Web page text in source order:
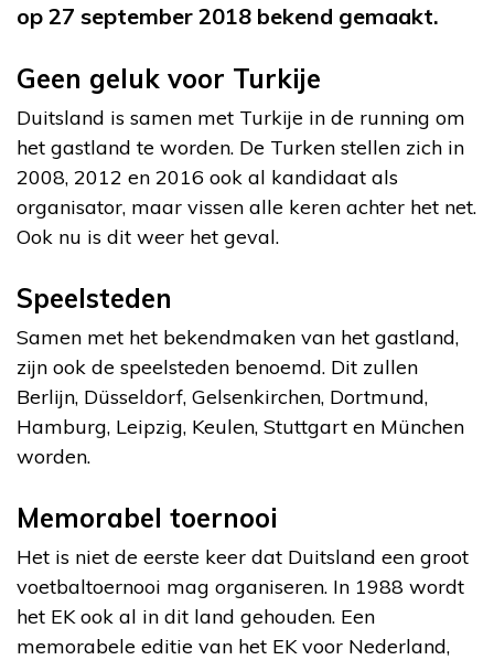
op 27 september 2018 bekend gemaakt.
Geen geluk voor Turkije
Duitsland is samen met Turkije in de running om
het gastland te worden. De Turken stellen zich in
2008, 2012 en 2016 ook al kandidaat als
organisator, maar vissen alle keren achter het net.
Ook nu is dit weer het geval.
Speelsteden
Samen met het bekendmaken van het gastland,
zijn ook de speelsteden benoemd. Dit zullen
Berlijn, Düsseldorf, Gelsenkirchen, Dortmund,
Hamburg, Leipzig, Keulen, Stuttgart en München
worden.
Memorabel toernooi
Het is niet de eerste keer dat Duitsland een groot
voetbaltoernooi mag organiseren. In 1988 wordt
het EK ook al in dit land gehouden. Een
memorabele editie van het EK voor Nederland,